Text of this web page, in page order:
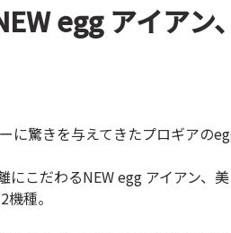
egg アイアン
驚きを与えてきたプロギアの
こだわるNEW egg アイアン、
種。